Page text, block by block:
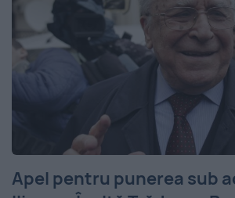
Apel pentru punerea sub